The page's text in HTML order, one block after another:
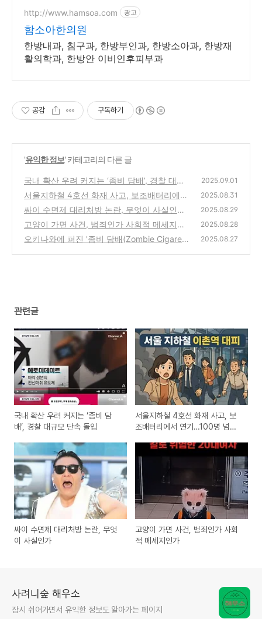
http://www.hamsoa.com 광고
함소아한의원
한방내과, 침구과, 한방부인과, 한방소아과, 한방재
활의학과, 한방안 이비인후피부과
공감 구독하기
'유익한 정보' 카테고리의 다른 글
국내 확산 우려 커지는 ‘좀비 담배’, 경찰 대규
모 단속 돌입
(1)
2025.09.01
서울지하철 4호선 화재 사고, 보조배터리에서
연기…100명 넘게 대피
(1)
2025.08.31
싸이 수면제 대리처방 논란, 무엇이 사실인가
(1)
2025.08.29
고양이 가면 사건, 범죄인가 사회적 메세지인
가
(3)
2025.08.28
오키나와에 퍼진 '좀비 담배(Zombie Cigarett
2025.08.27
관련글
국내 확산 우려 커지는 ‘좀비 담
배’, 경찰 대규모 단속 돌입
서울지하철 4호선 화재 사고, 보
조배터리에서 연기…100명 넘게
싸이 수면제 대리처방 논란, 무엇
이 사실인가
고양이 가면 사건, 범죄인가 사회
적 메세지인가
사려니숲 해우소
잠시 쉬어가면서 유익한 정보도 알아가는 페이지